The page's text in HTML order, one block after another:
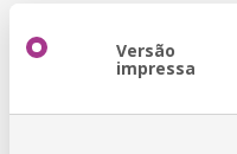
Versão
impressa